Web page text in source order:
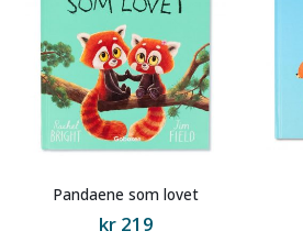
Pandaene som lovet
kr219